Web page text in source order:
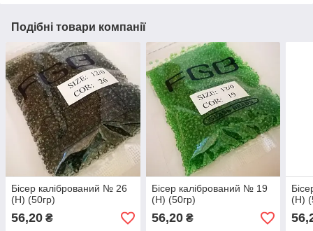
Подібні товари компанії
Бісер калібрований № 26
(Н) (50гр)
56,20 ₴
Бісер калібрований № 19
(Н) (50гр)
56,20₴
(Н)